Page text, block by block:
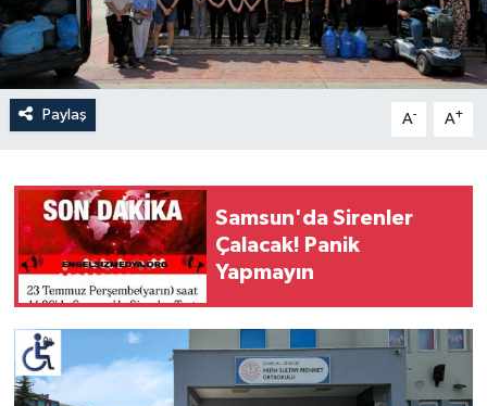
Paylaş A- A+
Samsun'da Sirenler
Çalacak! Panik
Yapmayın